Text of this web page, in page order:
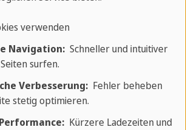
zum Sprachcaffe Campus auf
uns darauf, dir bei der Planung
Aufenthalts zu helfen.
verwenden
Navigation:Schneller und intuitiver
surfen.
Verbesserung:Fehler beheben
stetig optimieren.
Kürzere Ladezeiten und